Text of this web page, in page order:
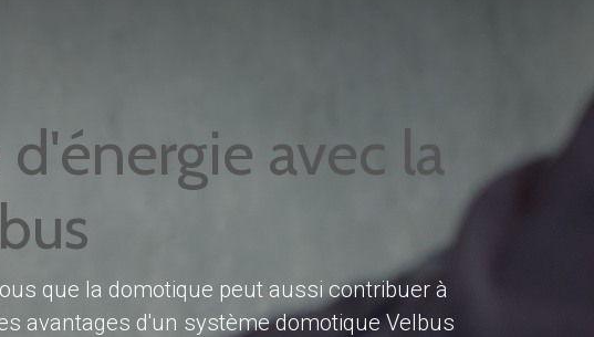
avec la
que la domotique peut aussi contribuer à
avantages d'un système domotique Velbus